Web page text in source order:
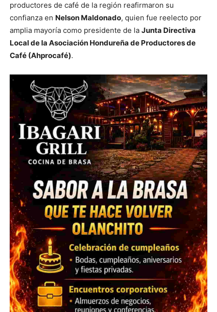
productores de café de la región reafirmaron su
confianza en Nelson Maldonado, quien fue reelecto por
amplia mayoría como presidente de la Junta Directiva
Local de la Asociación Hondureña de Productores de
Café (Ahprocafé).